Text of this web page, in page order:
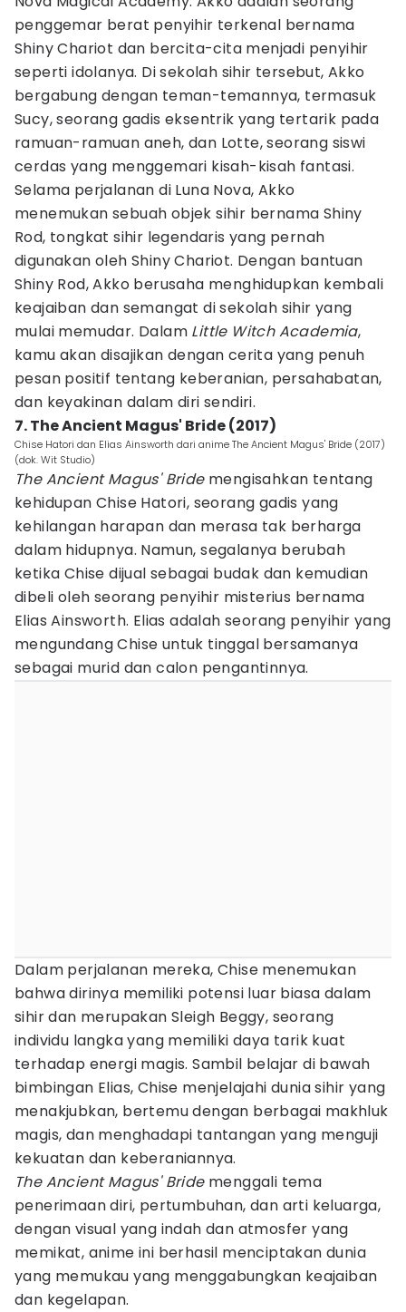
penggemar berat penyihir terkenal bernama
Shiny Chariot dan bercita-cita menjadi penyihir
seperti idolanya. Di sekolah sihir tersebut, Akko
bergabung dengan teman-temannya, termasuk
Sucy, seorang gadis eksentrik yang tertarik pada
ramuan-ramuan aneh, dan Lotte, seorang siswi
cerdas yang menggemari kisah-kisah fantasi.
Selama perjalanan di Luna Nova, Akko
menemukan sebuah objek sihir bernama Shiny
Rod, tongkat sihir legendaris yang pernah
digunakan oleh Shiny Chariot. Dengan bantuan
Shiny Rod, Akko berusaha menghidupkan kembali
keajaiban dan semangat di sekolah sihir yang
mulai memudar. Dalam Little Witch Academia,
kamu akan disajikan dengan cerita yang penuh
pesan positif tentang keberanian, persahabatan,
dan keyakinan dalam diri sendiri.
7. The Ancient Magus' Bride (2017)
Chise Hatori dan Elias Ainsworth dari anime The Ancient Magus' Bride (2017)
(dok. Wit Studio)
The Ancient Magus' Bridemengisahkan tentang
kehidupan Chise Hatori, seorang gadis yang
kehilangan harapan dan merasa tak berharga
dalam hidupnya. Namun, segalanya berubah
ketika Chise dijual sebagai budak dan kemudian
dibeli oleh seorang penyihir misterius bernama
Elias Ainsworth. Elias adalah seorang penyihir yang
mengundang Chise untuk tinggal bersamanya
sebagai murid dan calon pengantinnya.
Dalam perjalanan mereka, Chise menemukan
bahwa dirinya memiliki potensi luar biasa dalam
sihir dan merupakan Sleigh Beggy, seorang
individu langka yang memiliki daya tarik kuat
terhadap energi magis. Sambil belajar di bawah
bimbingan Elias, Chise menjelajahi dunia sihir yang
menakjubkan, bertemu dengan berbagai makhluk
magis, dan menghadapi tantangan yang menguji
kekuatan dan keberaniannya.
The Ancient Magus' Bridemenggali tema
penerimaan diri, pertumbuhan, dan arti keluarga,
dengan visual yang indah dan atmosfer yang
memikat, anime ini berhasil menciptakan dunia
yang memukau yang menggabungkan keajaiban
dan kegelapan.